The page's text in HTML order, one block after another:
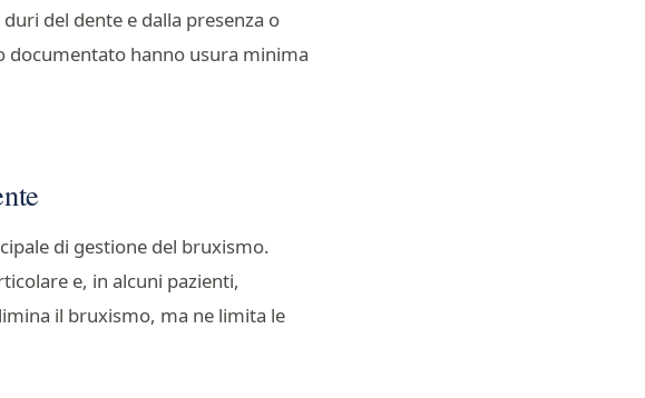
del dente e dalla presenza o
documentato hanno usura minima
di gestione del bruxismo.
e, in alcuni pazienti,
il bruxismo, ma ne limita le